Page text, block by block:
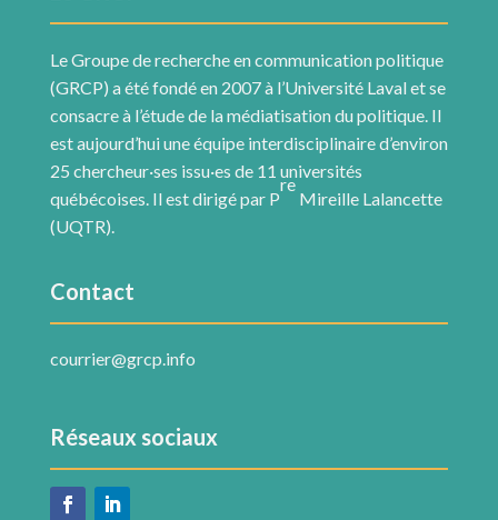
Le Groupe de recherche en communication politique
(GRCP) a été fondé en 2007 à l’Université Laval et se
consacre à l’étude de la médiatisation du politique. Il
est aujourd’hui une équipe interdisciplinaire d’environ
25 chercheur·ses issu·es de 11 universités
québécoises. Il est dirigé par P
re
Mireille Lalancette
(UQTR).
Contact
courrier@grcp.info
Réseaux sociaux